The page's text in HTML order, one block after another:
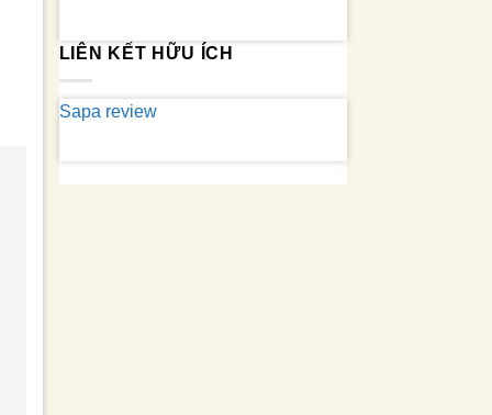
LIÊN KẾT HỮU ÍCH
Sapa review